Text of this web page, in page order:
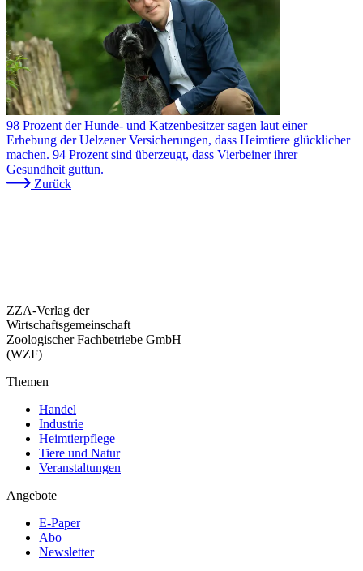
98 Prozent der Hunde- und Katzenbesitzer sagen laut einer
Erhebung der Uelzener Versicherungen, dass Heimtiere glücklicher
machen. 94 Prozent sind überzeugt, dass Vierbeiner ihrer
Gesundheit guttun.
Zurück
ZZA-Verlag der
Wirtschaftsgemeinschaft
Zoologischer Fachbetriebe GmbH
(WZF)
Themen
Handel
Industrie
Heimtierpflege
Tiere und Natur
Veranstaltungen
Angebote
E-Paper
Abo
Newsletter